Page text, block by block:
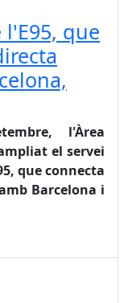
l'E95, que
l'Àrea
el servei
que connecta
Barcelona i